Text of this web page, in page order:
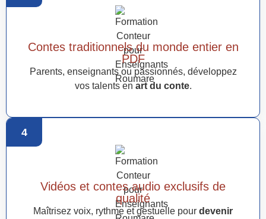
Contes traditionnels du monde entier en
PDF
Parents, enseignants ou passionnés, développez
vos talents en art du conte.
4
Vidéos et contes audio exclusifs de
qualité
Maîtrisez voix, rythme et gestuelle pour devenir